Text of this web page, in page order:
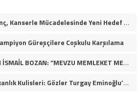
Türk Doktor Yadigar Genç, Kanserle Mücadelesinde Yeni Hedef Kanser Kök Hücreleri
Güreşçilere Coşkulu Karşılama
KENT KONSEYİ BAŞKANI İSMAİL BOZAN: “MEVZU MEMLEKET MESELESİ”
Beylikdüzü CHP’de Başkanlık Kulisleri: Gözler Turgay Eminoğlu’nda!